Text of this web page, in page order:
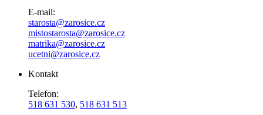
E-mail:
starosta@zarosice.cz
mistostarosta@zarosice.cz
matrika@zarosice.cz
ucetni@zarosice.cz
Kontakt
Telefon:
518 631 530, 518 631 513